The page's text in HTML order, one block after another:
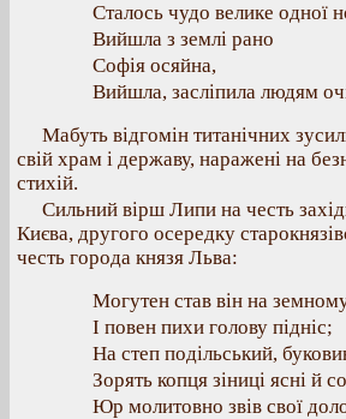
Сталось чудо велике одної
Вийшла з землі рано
Софія осяйна,
Вийшла, засліпила людям
Мабуть відгомін титанічних
свій храм і державу, наражені на
стихій.
Сильний вірш Липи на честь
Києва, другого осередку
честь города князя Льва:
Могутен став він на
І повен пихи голову підніс;
На степ подільський,
Зорять копця зіниці ясні й
Юр молитовно звів свої